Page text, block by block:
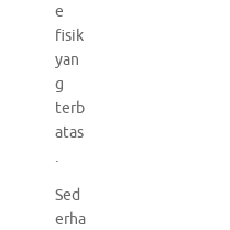
e
fisik
yan
g
terb
atas
.
Sed
erha